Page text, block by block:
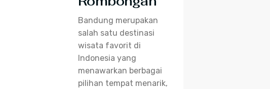
Bandung merupakan
salah satu destinasi
wisata favorit di
Indonesia yang
menawarkan berbagai
pilihan tempat menarik,